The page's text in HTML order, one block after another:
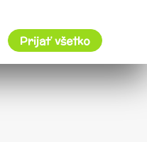
Prijať všetko